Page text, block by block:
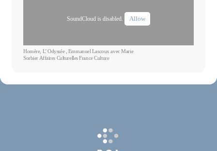
SoundCloud is disabled. Allow
Homère, L’ Odyssée , Emmanuel Lascoux avec Marie
Sorbier Affaires Culturelles France Culture